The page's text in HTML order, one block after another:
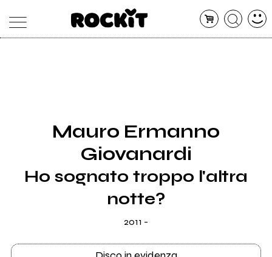
SHOPMauro Ermanno
Giovanardi
Ho sognato troppo l'altra
notte?
2011 -